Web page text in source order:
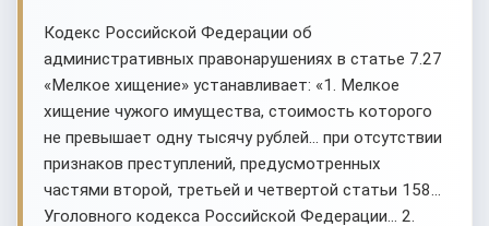
Кодекс Российской Федерации об
административных правонарушениях в статье 7.27
«Мелкое хищение» устанавливает: «1. Мелкое
хищение чужого имущества, стоимость которого
не превышает одну тысячу рублей... при отсутствии
признаков преступлений, предусмотренных
частями второй, третьей и четвертой статьи 158...
Уголовного кодекса Российской Федерации... 2.